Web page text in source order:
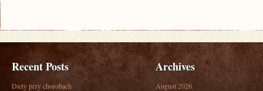
Recent Posts
Diety przy chorobach
Archives
August 2026